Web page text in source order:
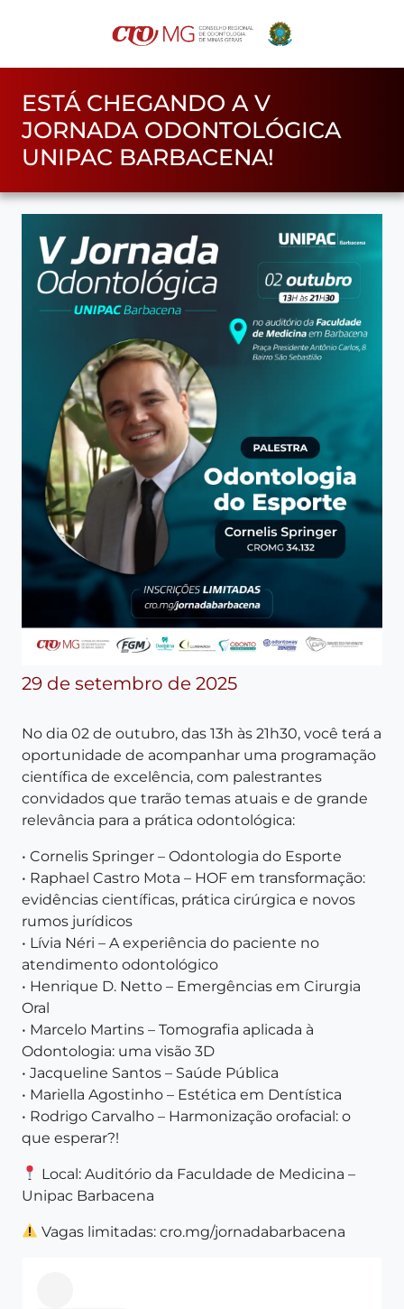
ESTÁ CHEGANDO A V
JORNADA ODONTOLÓGICA
UNIPAC BARBACENA!
29 de setembro de 2025
No dia 02 de outubro, das 13h às 21h30, você terá a
oportunidade de acompanhar uma programação
científica de excelência, com palestrantes
convidados que trarão temas atuais e de grande
relevância para a prática odontológica:
• Cornelis Springer – Odontologia do Esporte
• Raphael Castro Mota – HOF em transformação:
evidências científicas, prática cirúrgica e novos
rumos jurídicos
• Lívia Néri – A experiência do paciente no
atendimento odontológico
• Henrique D. Netto – Emergências em Cirurgia
Oral
• Marcelo Martins – Tomografia aplicada à
Odontologia: uma visão 3D
• Jacqueline Santos – Saúde Pública
• Mariella Agostinho – Estética em Dentística
• Rodrigo Carvalho – Harmonização orofacial: o
que esperar?!
Local: Auditório da Faculdade de Medicina –
Unipac Barbacena
Vagas limitadas: cro.mg/jornadabarbacena